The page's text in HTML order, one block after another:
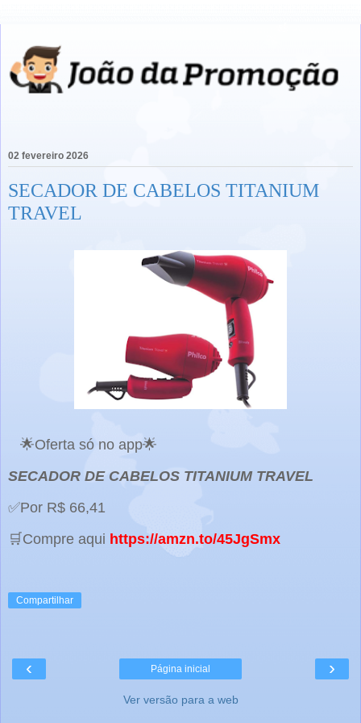
02 fevereiro 2026
SECADOR DE CABELOS TITANIUM
TRAVEL
🌟Oferta só no app🌟
SECADOR DE CABELOS TITANIUM TRAVEL
✅Por R$ 66,41
🛒Compre aqui https://amzn.to/45JgSmx
Compartilhar
‹ ›
Página inicial
Ver versão para a web